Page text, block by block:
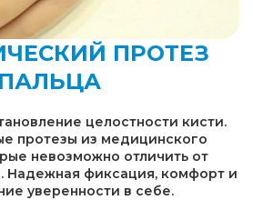
ПРОТЕЗ
ПАЛЬЦА
целостности кисти.
протезы из медицинского
невозможно отличить от
Надежная фиксация, комфорт и
уверенности в себе.